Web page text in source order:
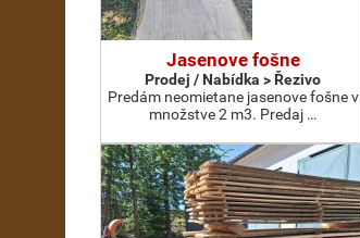
Jasenove fošne
Prodej / Nabídka > Řezivo
Predám neomietane jasenove fošne v
množstve 2 m3. Predaj …